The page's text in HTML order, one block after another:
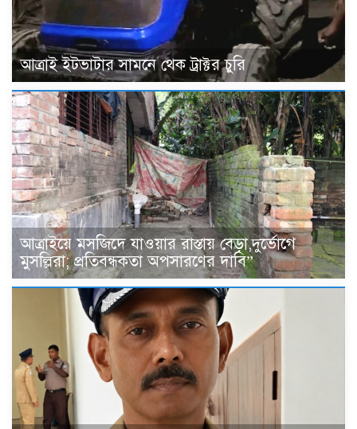
আত্রাই ইটভাটার সামনে থেক ট্রাক্টর চুরি
আত্রাইয়ে মসজিদে যাওয়ার রাস্তায় বেড়া,দুর্ভোগে
মুসল্লিরা; প্রতিবন্ধকতা অপসারণের দাবি”